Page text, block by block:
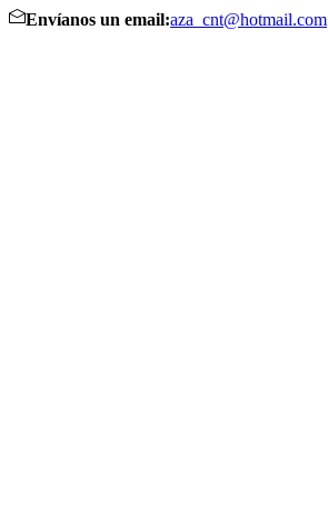
Envíanos un email:aza_cnt@hotmail.com